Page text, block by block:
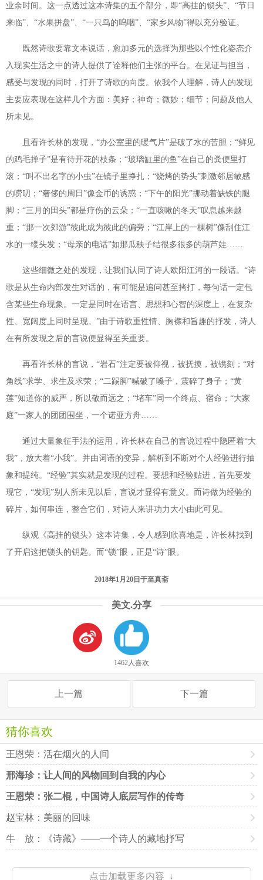
业余时间。这一点透过这本诗集的五个部分，即“高挂的锁头”、“节日
来临”、“水果拼盘”、“一只鸟的呜咽”、“家乡风物”得以充分验证。
既然诗歌要靠文本说话，愈加多元的选择为那些以个性化姿态介
入现实生活之中的诗人提供了诠释他们主张的平台。在见证与担当，
感受与发现的同时，打开了诗歌的向度。依我个人理解，诗人的发现
主要应表现在这样几个方面：美好；神奇；微妙；细节；问题及他人
所未见。
且看许长林的发现，“办公室里的暖气片”是破了水的苦胆；“鲜见
的鸡毛掸子”是有待开花的枝条；“玻璃缸里的鱼”在自己的粪便里打
滚；“叫不出名字的小虫”在镜子里挣扎；“烧烤的势头”刺激邻居敏感
的唠叨；“奢侈的周日”像金币的诱惑；“下午的阳光”挪动着缺铁的腿
脚；“三月的田头”都是疗伤的云朵；“一直咳嗽的冬天”叹息越来越
重；“那一次郊游”彼此成为彼此的偏旁；“江岸上的一棵树”像刮住江
水的一缕头发；“母亲的电话”如那瓜秧子结很多很多的葫芦娃……
这些细微之处的发现，让我们认同了诗人欧阳江河的一段话。“诗
歌是从生命内部发生对话的，有可能是追问甚至拷打，每句话一定包
含某些生命现象。一定是同时在语言、思想和心智的深度上，在复杂
性、宽阔度上同时呈现。”由于诗歌重性情、胸襟和旨趣的抒发，诗人
在有所发现之后的言说便显得至关重要。
再看许长林的言说，“岩石”注定要被仰视，被抚摸，被镌刻；“对
角线”求学、求生及求荣；“二踢脚”喊破了嗓子，震碎了身子；“黄
莲”知道你的威严，所以敬而远之；“堵车”同一个终点、宿命；“大家
庭”一家人的团团围坐，一个诺亚方舟……
通过大量象征手法的运用，许长林在自己的言说过程中隐匿着“大
我”，放大着“小我”。并由词语的变异，解析到不断对个人经验进行抽
象和提纯。“经验”其实就是发现的过程。要想和经验贴进，首先要发
现它，“发现”别人所未见以后，言说才显得有意义。而诗做为经验的
碎片，如何串连，整合它们，对诗人来讲功力大小由此可见。
纵观《高挂的锁头》这本诗集，令人感到欣喜地是，许长林找到
了开启这把锁头的钥匙。而“锁”眼，正是“诗”眼。
2018年1月 20 日于至真斋
美文.分享
1462人喜欢
上一篇 下一篇
猜你喜欢
王恩荣：活在烟火的人间
邢海珍：让人间的风物回到自我的内心
王恩荣：张二棍，中国诗人底层写作的传奇
赵宝林：美丽的回味
牛 放：《诗藏》——一个诗人的藏地抒写
点击加载更多内容 ↓